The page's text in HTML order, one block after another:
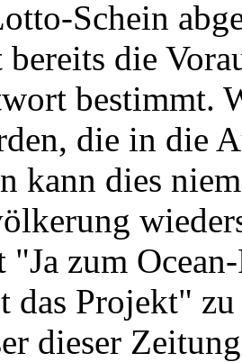
Schein
bereits die
bestimmt.
die in die
kann dies
"Ja zum
das Projekt"
dieser